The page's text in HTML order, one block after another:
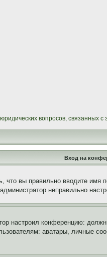
вопросов, связанных
Вход на
вы правильно вводите
неправильно
настроил конференцию:
аватары, личные